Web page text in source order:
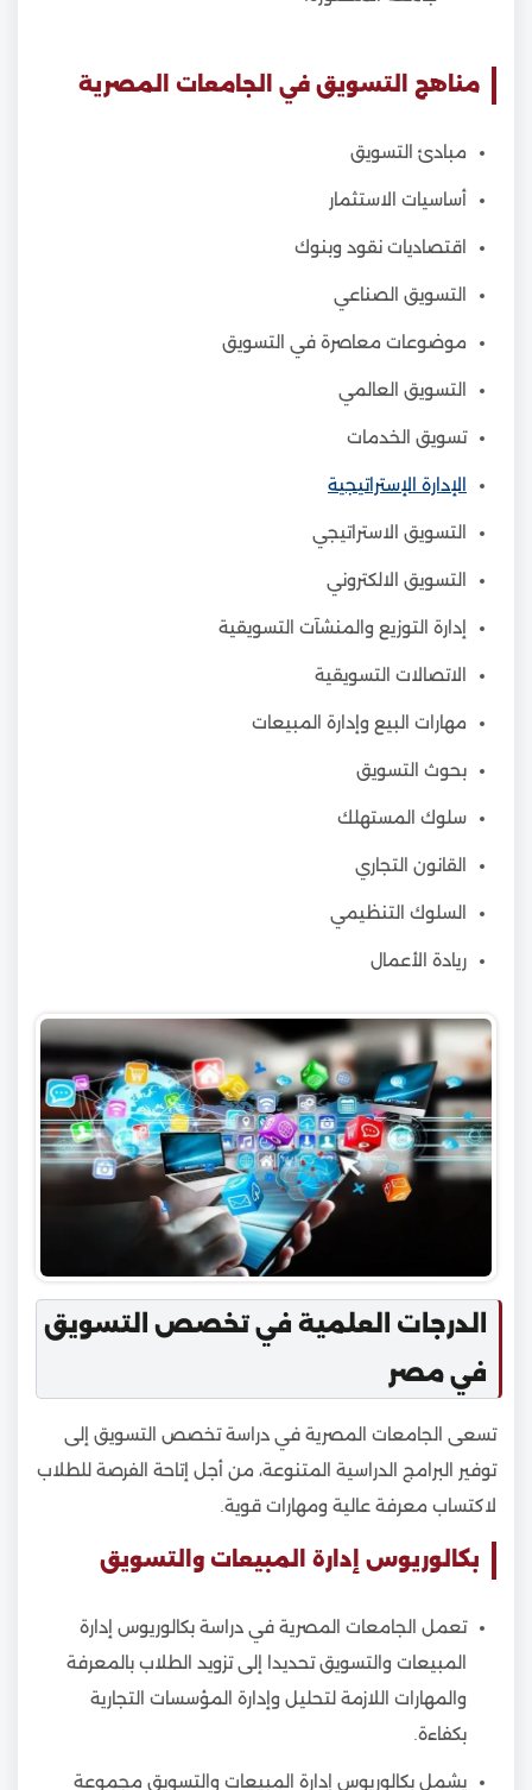
مناهج التسويق في الجامعات المصرية
مبادئ التسويق
أساسيات الاستثمار
اقتصاديات نقود وبنوك
التسويق الصناعي
موضوعات معاصرة في التسويق
التسويق العالمي
تسويق الخدمات
الإدارة الإستراتيجية
التسويق الاستراتيجي
التسويق الالكتروني
إدارة التوزيع والمنشآت التسويقية
الاتصالات التسويقية
مهارات البيع وإدارة المبيعات
بحوث التسويق
سلوك المستهلك
القانون التجاري
السلوك التنظيمي
ريادة الأعمال
الدرجات العلمية في تخصص التسويق
في مصر
تسعى الجامعات المصرية في دراسة تخصص التسويق إلى
توفير البرامج الدراسية المتنوعة، من أجل إتاحة الفرصة للطلاب
لاكتساب معرفة عالية ومهارات قوية.
بكالوريوس إدارة المبيعات والتسويق
تعمل الجامعات المصرية في دراسة بكالوريوس إدارة
المبيعات والتسويق تحديدا إلى تزويد الطلاب بالمعرفة
والمهارات اللازمة لتحليل وإدارة المؤسسات التجارية
بكفاءة.
يشمل بكالوريوس إدارة المبيعات والتسويق مجموعة